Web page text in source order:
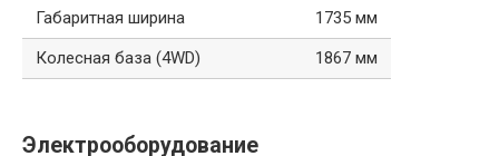
Габаритная ширина
1735 мм
Колесная база (4WD)
1867 мм
Электрооборудование